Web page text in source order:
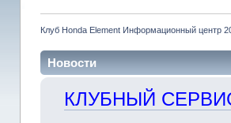
Клуб Honda Element Информационный центр
Новости
КЛУБНЫЙ